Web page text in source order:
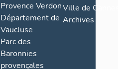
Provence Verdon
Département de
Vaucluse
Parc des
Baronnies
provençales
Ville de
Archives